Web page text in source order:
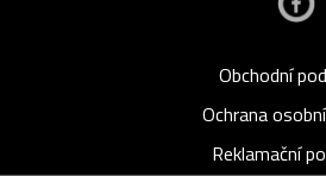
Obchodní
Ochrana
Reklamační